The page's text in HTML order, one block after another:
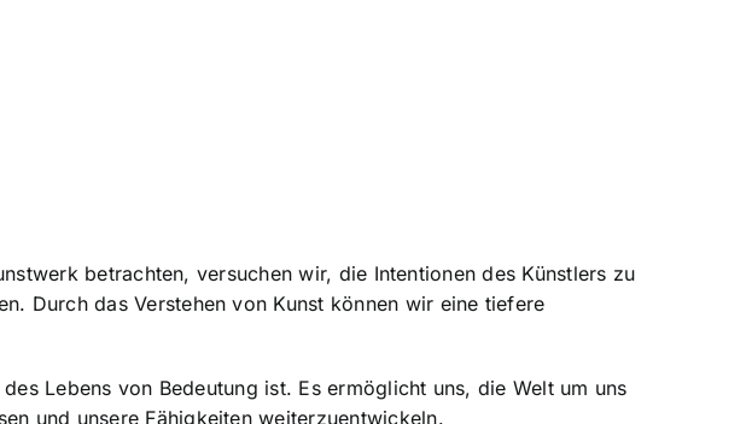
betrachten, versuchen wir, die Intentionen des Künstlers zu
Durch das Verstehen von Kunst können wir eine tiefere
Lebens von Bedeutung ist. Es ermöglicht uns, die Welt um uns
und unsere Fähigkeiten weiterzuentwickeln.